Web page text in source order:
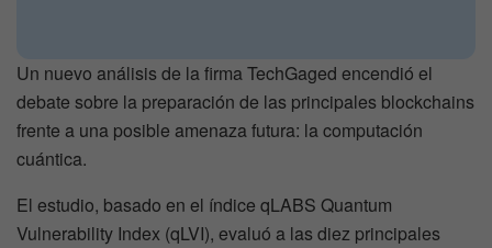
Un nuevo análisis de la firma TechGaged encendió el
debate sobre la preparación de las principales blockchains
frente a una posible amenaza futura: la computación
cuántica.
El estudio, basado en el índice qLABS Quantum
Vulnerability Index (qLVI), evaluó a las diez principales